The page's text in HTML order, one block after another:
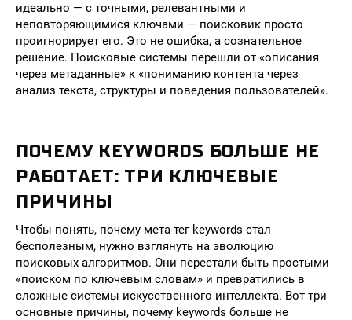
идеально — с точными, релевантными и
неповторяющимися ключами — поисковик просто
проигнорирует его. Это не ошибка, а сознательное
решение. Поисковые системы перешли от «описания
через метаданные» к «пониманию контента через
анализ текста, структуры и поведения пользователей».
ПОЧЕМУ KEYWORDS БОЛЬШЕ НЕ
РАБОТАЕТ: ТРИ КЛЮЧЕВЫЕ
ПРИЧИНЫ
Чтобы понять, почему мета-тег keywords стал
бесполезным, нужно взглянуть на эволюцию
поисковых алгоритмов. Они перестали быть простыми
«поиском по ключевым словам» и превратились в
сложные системы искусственного интеллекта. Вот три
основные причины, почему keywords больше не